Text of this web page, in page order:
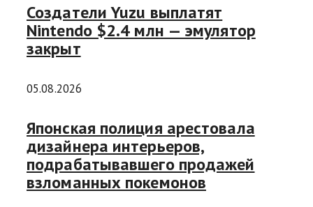
Создатели Yuzu выплатят
Nintendo $2.4 млн — эмулятор
закрыт
05.08.2026
Японская полиция арестовала
дизайнера интерьеров,
подрабатывавшего продажей
взломанных покемонов